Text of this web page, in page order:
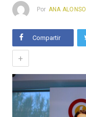
Por ANA ALONSO
Compartir
+